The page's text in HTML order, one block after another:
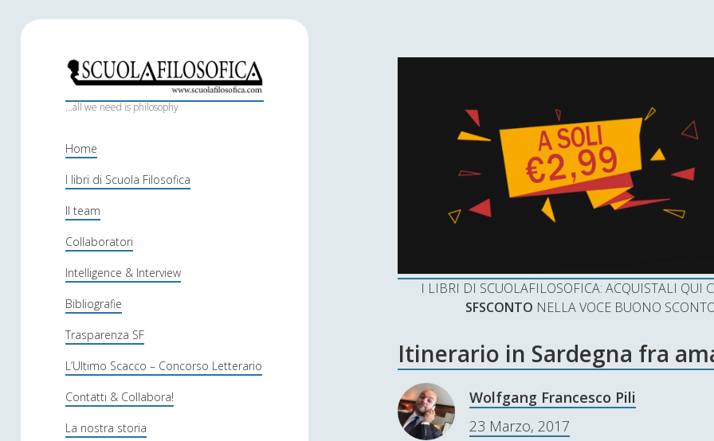
S
c
o
l
a
f
i
l
o
s
o
f
...all we need is philosophy
Home
I libri di Scuola Filosofica
Il team
Collaboratori
Intelligence & Interview
Bibliografie
Trasparenza SF
L’Ultimo Scacco – Concorso Letterario
Contatti & Collabora!
La nostra storia
I LIBRI DI SCUOLAFILOSOFICA: ACQUISTALI
SFSCONTO NELLA VOCE BUONO
Itinerario in Sardegna fra
Wolfgang Francesco Pili
23 Marzo, 2017